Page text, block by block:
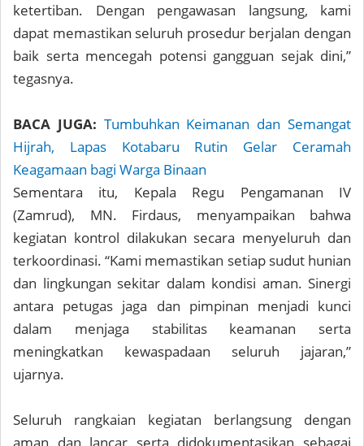
ketertiban. Dengan pengawasan langsung, kami
dapat memastikan seluruh prosedur berjalan dengan
baik serta mencegah potensi gangguan sejak dini,”
tegasnya.
BACA JUGA: Tumbuhkan Keimanan dan Semangat
Hijrah, Lapas Kotabaru Rutin Gelar Ceramah
Keagamaan bagi Warga Binaan
Sementara itu, Kepala Regu Pengamanan IV
(Zamrud), MN. Firdaus, menyampaikan bahwa
kegiatan kontrol dilakukan secara menyeluruh dan
terkoordinasi. “Kami memastikan setiap sudut hunian
dan lingkungan sekitar dalam kondisi aman. Sinergi
antara petugas jaga dan pimpinan menjadi kunci
dalam menjaga stabilitas keamanan serta
meningkatkan kewaspadaan seluruh jajaran,”
ujarnya.
Seluruh rangkaian kegiatan berlangsung dengan